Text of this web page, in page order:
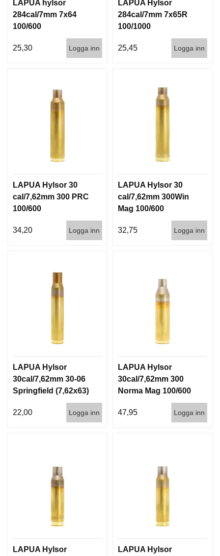
LAPUA hylsor
284cal/7mm 7x64
100/600
25,30 Logga inn
LAPUA Hylsor
284cal/7mm 7x65R
100/1000
25,45 Logga inn
LAPUA Hylsor 30
cal/7,62mm 300 PRC
100/600
34,20 Logga inn
LAPUA Hylsor 30
cal/7,62mm 300Win
Mag 100/600
32,75 Logga inn
LAPUA Hylsor
30cal/7,62mm 30-06
Springfield (7,62x63)
22,00
Logga inn
LAPUA Hylsor
30cal/7,62mm 300
Norma Mag 100/600
47,95 Logga inn
LAPUA Hylsor
LAPUA Hylsor